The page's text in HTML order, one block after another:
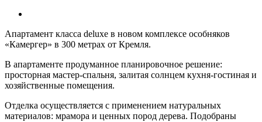
Апартамент класса deluxe в новом комплексе особняков
«Камергер» в 300 метрах от Кремля.
В апартаменте продуманное планировочное решение:
просторная мастер-спальня, залитая солнцем кухня-гостиная и
хозяйственные помещения.
Отделка осуществляется с применением натуральных
материалов: мрамора и ценных пород дерева. Подобраны